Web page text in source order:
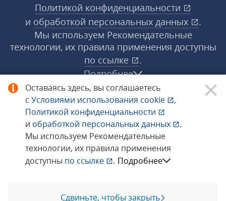
Оставаясь здесь, вы соглашаетесь
с Условиями использования cookie
,
Политикой конфиденциальности
и обработкой персональных данных
.
Мы используем Рекомендательные
технологии, их правила применения
доступны по ссылке . Подробнее
Сдвиньте, чтобы закрыть
Политикой конфиденциальности
и обработкой персональных данных
.
Мы используем Рекомендательные
технологии, их правила применения доступны
по ссылке
.
Подробнее
© 1998−2026 «1С‑Рарус» ®. Все права
защищены.
Сообщить об ошибке
Позвоните мне